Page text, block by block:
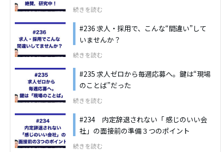
続きを読む
#236 求人・採用で、こんな“間違い”して
いませんか？
続きを読む
#235 求人ゼロから毎週応募へ。鍵は“現場
のことば”だった
続きを読む
#234 内定辞退されない「 感じのいい会
社」の面接前の準備３つのポイント
続きを読む